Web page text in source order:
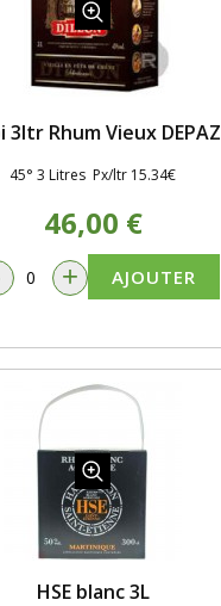
3ltr Rhum Vieux DEPAZ
45° 3 Litres Px/ltr 15.34€
46,00 €
+ AJOUTER
HSE blanc 3L